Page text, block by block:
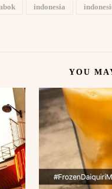
indonesia
YOU